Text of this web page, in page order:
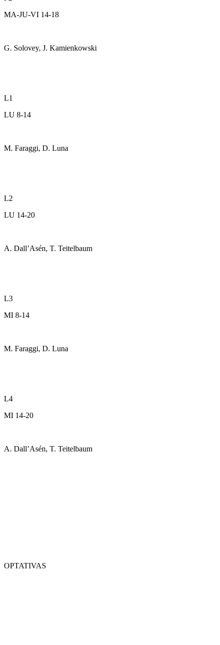
MA-JU-VI 14-18
G. Solovey, J. Kamienkowski
L1
LU 8-14
M. Faraggi, D. Luna
L2
LU 14-20
A. Dall’Asén, T. Teitelbaum
L3
MI 8-14
M. Faraggi, D. Luna
L4
MI 14-20
A. Dall’Asén, T. Teitelbaum
OPTATIVAS